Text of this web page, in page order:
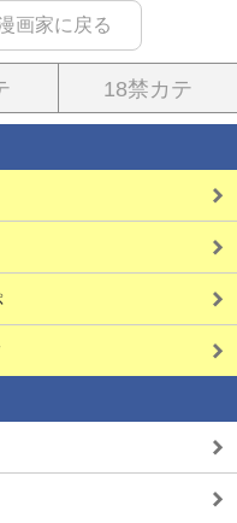
画家に戻る
18禁カテ